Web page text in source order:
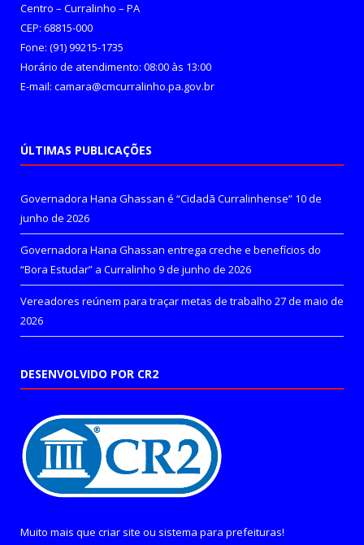
Centro – Curralinho – PA
CEP: 68815-000
Fone: (91) 99215-1735
Horário de atendimento: 08:00 às 13:00
E-mail: camara@cmcurralinho.pa.gov.br
ÚLTIMAS PUBLICAÇÕES
Governadora Hana Ghassan é “Cidadã Curralinhense” 10 de
junho de 2026
Governadora Hana Ghassan entrega creche e benefícios do
“Bora Estudar” a Curralinho 9 de junho de 2026
Vereadores reúnem para traçar metas de trabalho 27 de maio de
2026
DESENVOLVIDO POR CR2
Muito mais que criar site ou sistema para prefeituras!